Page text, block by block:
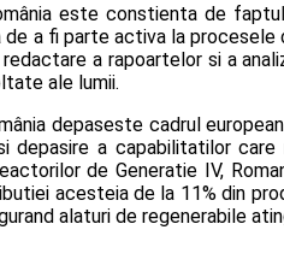
este constienta de
de a fi parte activa la
a rapoartelor si a
ale lumii.
depaseste cadrul
depasire a capabilitatilor
de Generatie IV,
acesteia de la 11% din
alaturi de regenerabile